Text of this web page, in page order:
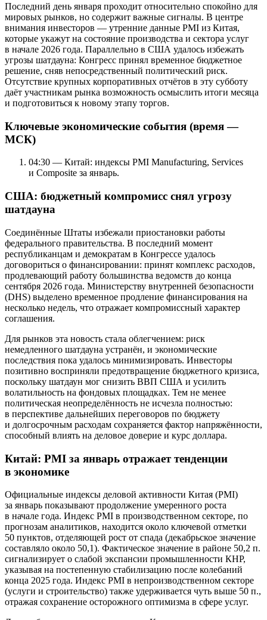
Последний день января проходит относительно спокойно для
мировых рынков, но содержит важные сигналы. В центре
внимания инвесторов — утренние данные PMI из Китая,
которые укажут на состояние производства и сектора услуг
в начале 2026 года. Параллельно в США удалось избежать
угрозы шатдауна: Конгресс принял временное бюджетное
решение, сняв непосредственный политический риск.
Отсутствие крупных корпоративных отчётов в эту субботу
даёт участникам рынка возможность осмыслить итоги месяца
и подготовиться к новому этапу торгов.
Ключевые экономические события (время —
МСК)
04:30 — Китай: индексы PMI Manufacturing, Services
и Composite за январь.
США: бюджетный компромисс снял угрозу
шатдауна
Соединённые Штаты избежали приостановки работы
федерального правительства. В последний момент
республиканцам и демократам в Конгрессе удалось
договориться о финансировании: принят комплекс расходов,
продлевающий работу большинства ведомств до конца
сентября 2026 года. Министерству внутренней безопасности
(DHS) выделено временное продление финансирования на
несколько недель, что отражает компромиссный характер
соглашения.
Для рынков эта новость стала облегчением: риск
немедленного шатдауна устранён, и экономические
последствия пока удалось минимизировать. Инвесторы
позитивно восприняли предотвращение бюджетного кризиса,
поскольку шатдаун мог снизить ВВП США и усилить
волатильность на фондовых площадках. Тем не менее
политическая неопределённость не исчезла полностью:
в перспективе дальнейших переговоров по бюджету
и долгосрочным расходам сохраняется фактор напряжённости,
способный влиять на деловое доверие и курс доллара.
Китай: PMI за январь отражает тенденции
в экономике
Официальные индексы деловой активности Китая (PMI)
за январь показывают продолжение умеренного роста
в начале года. Индекс PMI в производственном секторе, по
прогнозам аналитиков, находится около ключевой отметки
50 пунктов, отделяющей рост от спада (декабрьское значение
составляло около 50,1). Фактическое значение в районе 50,2 п.
сигнализирует о слабой экспансии промышленности КНР,
указывая на постепенную стабилизацию после колебаний
конца 2025 года. Индекс PMI в непроизводственном секторе
(услуги и строительство) также удерживается чуть выше 50 п.,
отражая сохранение осторожного оптимизма в сфере услуг.